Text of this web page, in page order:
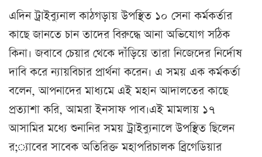
এদিন ট্রাইব্যুনাল কাঠগড়ায় উপস্থিত ১০ সেনা কর্মকর্তার
কাছে জানতে চান তাদের বিরুদ্ধে আনা অভিযোগ সঠিক
কিনা। জবাবে চেয়ার থেকে দাঁড়িয়ে তারা নিজেদের নির্দোষ
দাবি করে ন্যায়বিচার প্রার্থনা করেন। এ সময় এক কর্মকর্তা
বলেন, আপনাদের মাধ্যমে এই মহান আদালতের কাছে
প্রত্যাশা করি, আমরা ইনসাফ পাব।এই মামলায় ১৭
আসামির মধ্যে শুনানির সময় ট্রাইব্যুনালে উপস্থিত ছিলেন
র;্যাবের সাবেক অতিরিক্ত মহাপরিচালক ব্রিগেডিয়ার